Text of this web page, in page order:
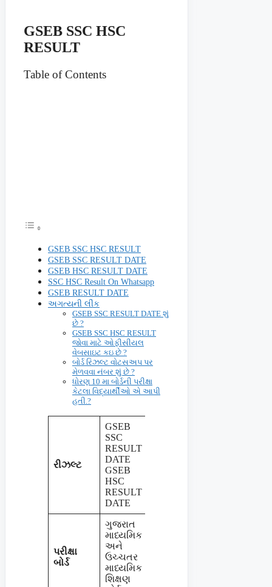
GSEB SSC HSC
RESULT
Table of Contents
GSEB SSC HSC RESULT
GSEB SSC RESULT DATE
GSEB HSC RESULT DATE
SSC HSC Result On Whatsapp
GSEB RESULT DATE
અગત્યની લીંક
GSEB SSC RESULT DATE શું
છે ?
GSEB SSC HSC RESULT
જોવા માટે ઓફીસીયલ
વેબસાઇટ કઇ છે ?
બોર્ડ રિઝલ્ટ વોટસઅપ પર
મેળવવા નંબર શું છે ?
ધોરણ 10 મા બોર્ડની પરીક્ષા
કેટલા વિદ્યાર્થીઓ એ આપી
હતી.?
રીઝલ્ટ
GSEB
SSC
RESULT
DATE
GSEB
HSC
RESULT
DATE
પરીક્ષા
બોર્ડ
ગુજરાત
માધ્યમિક
અને
ઉચ્ચતર
માધ્યમિક
શિક્ષણ